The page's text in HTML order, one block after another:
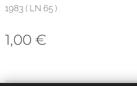
1983 ( LN 65 )
1,00 €